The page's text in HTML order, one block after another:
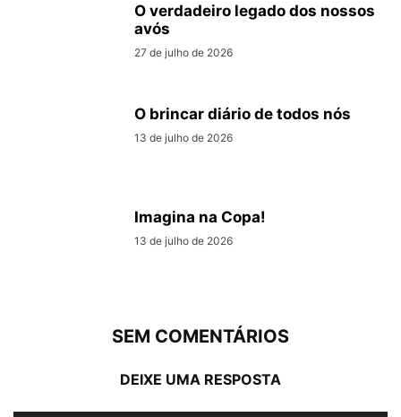
O verdadeiro legado dos nossos
avós
27 de julho de 2026
O brincar diário de todos nós
13 de julho de 2026
Imagina na Copa!
13 de julho de 2026
SEM COMENTÁRIOS
DEIXE UMA RESPOSTA